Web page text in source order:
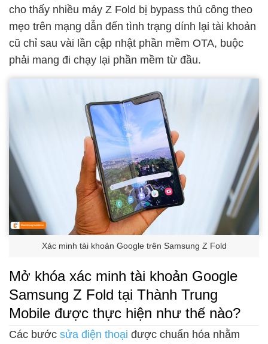
cho thấy nhiều máy Z Fold bị bypass thủ công theo
mẹo trên mạng dẫn đến tình trạng dính lại tài khoản
cũ chỉ sau vài lần cập nhật phần mềm OTA, buộc
phải mang đi chạy lại phần mềm từ đầu.
Xác minh tài khoản Google trên Samsung Z Fold
Mở khóa xác minh tài khoản Google
Samsung Z Fold tại Thành Trung
Mobile được thực hiện như thế nào?
Các bước sửa điện thoại được chuẩn hóa nhằm